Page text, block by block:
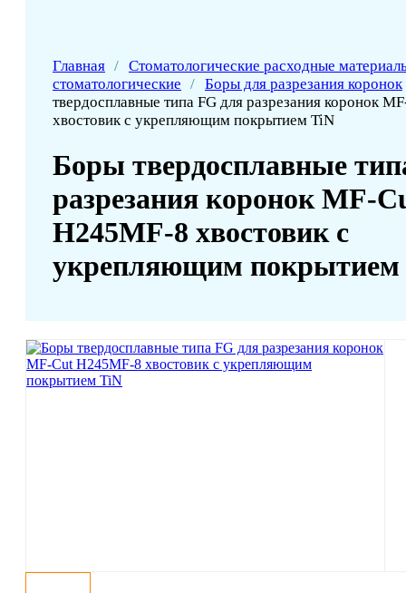
Главная / Стоматологические расходные
стоматологические / Боры для разрезания коронок
твердосплавные типа FG для разрезания коронок
хвостовик с укрепляющим покрытием TiN
Боры твердосплавные
разрезания коронок MF-
H245MF-8 хвостовик с
укрепляющим покрытием